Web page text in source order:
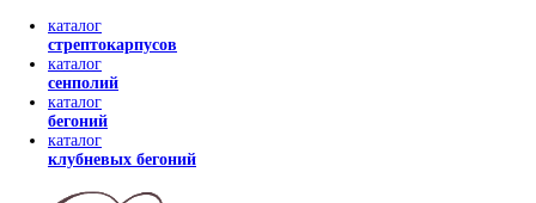
каталог
стрептокарпусов
каталог
сенполий
каталог
бегоний
каталог
клубневых бегоний